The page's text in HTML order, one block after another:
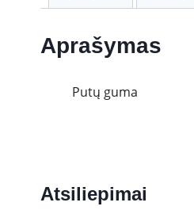
Aprašymas
Putų guma
Atsiliepimai